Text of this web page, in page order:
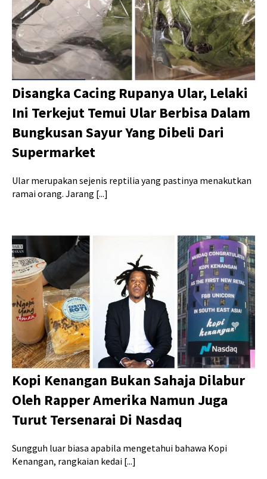
Disangka Cacing Rupanya Ular, Lelaki
Ini Terkejut Temui Ular Berbisa Dalam
Bungkusan Sayur Yang Dibeli Dari
Supermarket
Ular merupakan sejenis reptilia yang pastinya menakutkan
ramai orang. Jarang [...]
Kopi Kenangan Bukan Sahaja Dilabur
Oleh Rapper Amerika Namun Juga
Turut Tersenarai Di Nasdaq
Sungguh luar biasa apabila mengetahui bahawa Kopi
Kenangan, rangkaian kedai [...]